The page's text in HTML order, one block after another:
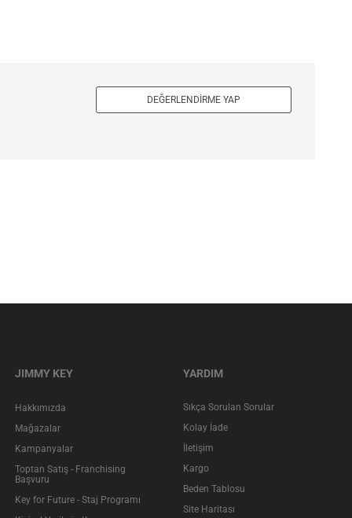
DEĞERLENDIRME YAP
JIMMY KEY
Hakkımızda
Mağazalar
Kampanyalar
Toptan Satış - Franchising
Başvuru
Key for Future - Staj Programı
YARDIM
Sıkça Sorulan Sorular
Kolay İade
İletişim
Kargo
Beden Tablosu
Site Haritası